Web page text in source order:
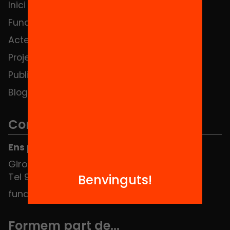
Inici
Fundació
Actes
Projectes
Publicacions i vídeos
Blog
Contacte
Ens pots trobar al Hub Social
Girona 34, interior 08010 Barcelona
Tel 934 588 700
fundacio@equitat.org
Formem part de...
Benvinguts!